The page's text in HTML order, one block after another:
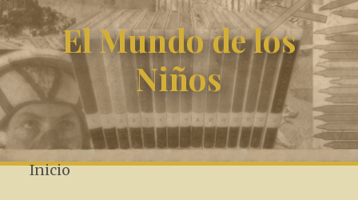
El Mundo de los
Niños
Inicio